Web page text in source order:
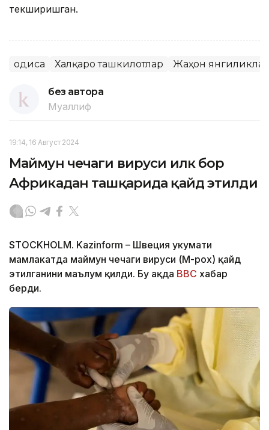
текширишган.
Ҳодиса Халқаро ташкилотлар Жаҳон
без автора
Муаллиф
19:14, 16 Август 2024
Маймун чечаги вируси илк бор
Африкадан ташқарида қайд этилди
STOCKHOLM. Kazinform – Швеция ҳукумати
мамлакатда маймун чечаги вируси (M-pox) қайд
этилганини маълум қилди. Бу ҳақда BBC хабар
берди.